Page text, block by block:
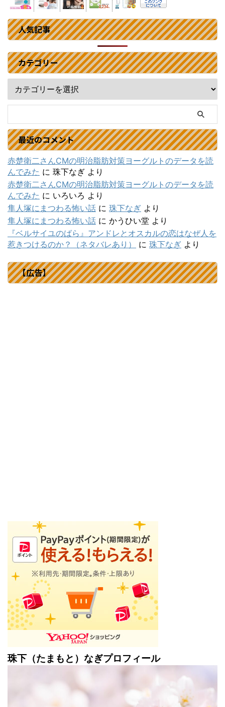
人気記事
カテゴリー
最近のコメント
赤楚衛二さんCMの明治脂肪対策ヨーグルトのデータを読
んでみた に 珠下なぎ より
赤楚衛二さんCMの明治脂肪対策ヨーグルトのデータを読
んでみた に いろいろ より
隼人塚にまつわる怖い話 に 珠下なぎ より
隼人塚にまつわる怖い話 に かうひい堂 より
『ベルサイユのばら』アンドレとオスカルの恋はなぜ人を
惹きつけるのか？（ネタバレあり）
に 珠下なぎ より
【広告】
珠下（たまもと）なぎプロフィール